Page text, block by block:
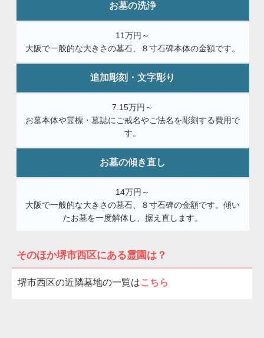
お墓の洗浄
11万円～
大阪で一般的な大きさの墓石、８寸石碑本体の金額です。
追加彫刻・文字彫り
7.15万円～
お墓本体や霊標・墓誌にご戒名やご法名を彫刻する費用で
す。
お墓の傾き直し
14万円～
大阪で一般的な大きさの墓石、８寸石碑の金額です。傾い
たお墓を一度解体し、据え直します。
そのほか堺市西区にある霊園は？
堺市西区の近隣墓地の一覧はこちら